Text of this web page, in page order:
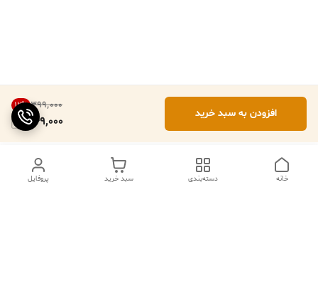
۳۹۹٬۰۰۰ 12%
349,000
افزودن به سبد خرید
پروفایل سبد خرید دسته‌بندی خانه